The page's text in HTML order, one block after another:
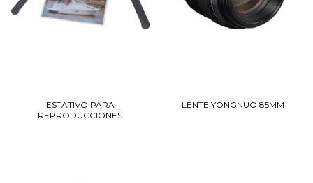
ESTATIVO PARA
REPRODUCCIONES
LENTE YONGNUO 85MM